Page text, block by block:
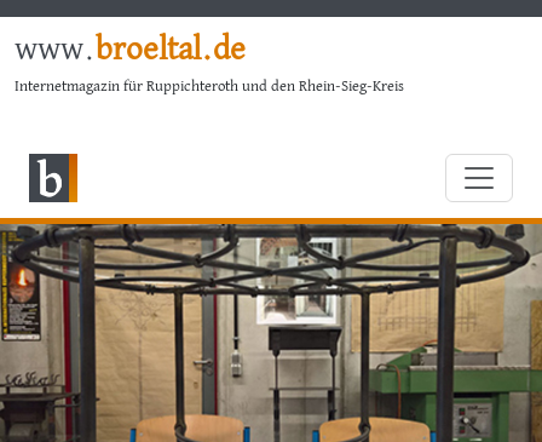
www.broeltal.de
Internetmagazin für Ruppichteroth und den Rhein-Sieg-Kreis